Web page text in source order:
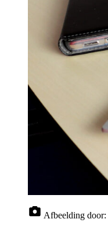
Afbeelding door: